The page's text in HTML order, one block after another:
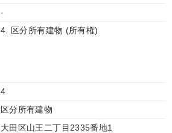
-
4. 区分所有建物 (所有権)
4
区分所有建物
大田区山王二丁目2335番地1